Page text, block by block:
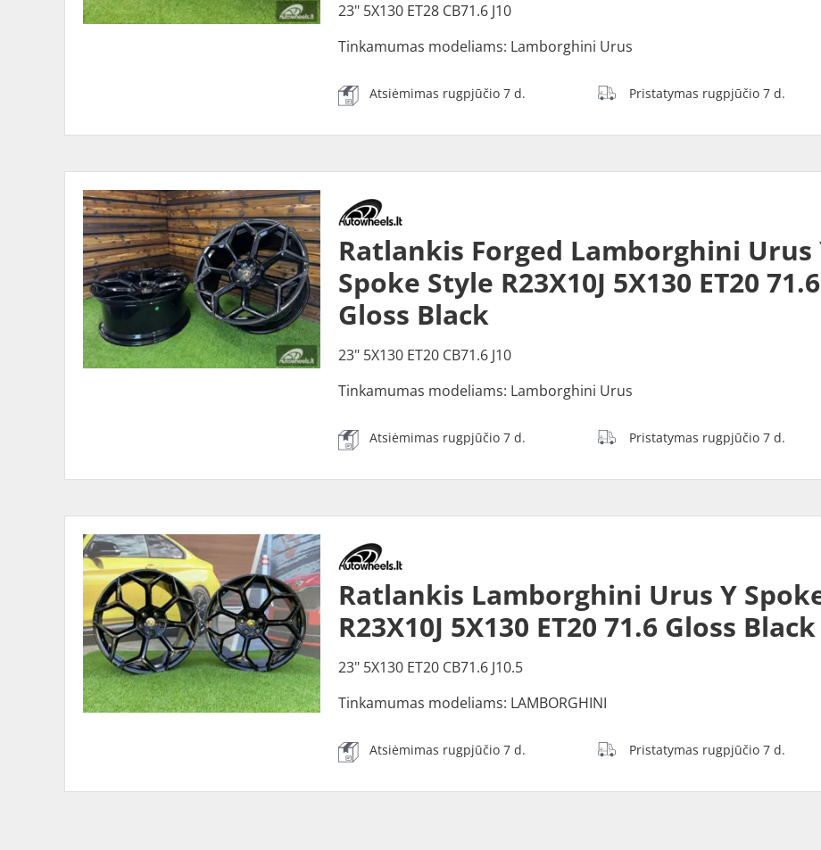
23" 5X130 ET28 CB71.6 J10
Tinkamumas modeliams: Lamborghini Urus
Atsiėmimas rugpjūčio 7 d. Pristatymas rugpjūčio 7 d.
Ratlankis Forged Lamborghini Urus
Spoke Style R23X10J 5X130 ET20 71.6
Gloss Black
23" 5X130 ET20 CB71.6 J10
Tinkamumas modeliams: Lamborghini Urus
Atsiėmimas rugpjūčio 7 d. Pristatymas rugpjūčio 7 d.
Ratlankis Lamborghini Urus Y
R23X10J 5X130 ET20 71.6 Gloss Black
23" 5X130 ET20 CB71.6 J10.5
Tinkamumas modeliams: LAMBORGHINI
Atsiėmimas rugpjūčio 7 d. Pristatymas rugpjūčio 7 d.